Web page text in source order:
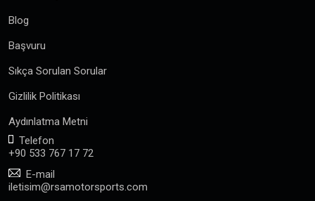
Blog
Başvuru
Sıkça Sorulan Sorular
Gizlilik Politikası
Aydınlatma Metni
Telefon
+90 533 767 17 72
E-mail
iletisim@rsamotorsports.com